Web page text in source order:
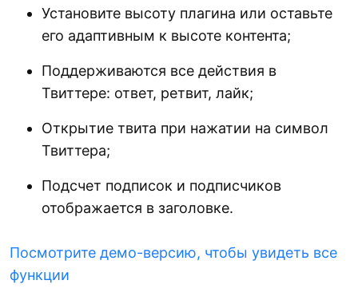
Установите высоту плагина или оставьте
его адаптивным к высоте контента;
Поддерживаются все действия в
Твиттере: ответ, ретвит, лайк;
Открытие твита при нажатии на символ
Твиттера;
Подсчет подписок и подписчиков
отображается в заголовке.
Посмотрите демо-версию, чтобы увидеть все
функции